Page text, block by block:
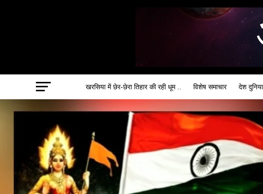
खरसिया में छेर-छेरा तिहार की रही धूम .. विशेष समाचार देश दुनिया